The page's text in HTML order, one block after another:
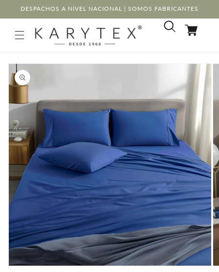
directamente
al contenido
DESPACHOS A NIVEL NACIONAL | SOMOS FABRICANTES
Carrito
directamente
a la
información
del producto